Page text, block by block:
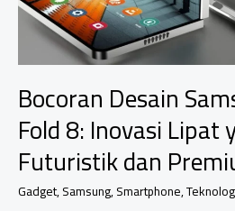
Bocoran Desain
Fold 8: Inovasi Lipat
Futuristik dan
Gadget,Samsung,Smartphone,